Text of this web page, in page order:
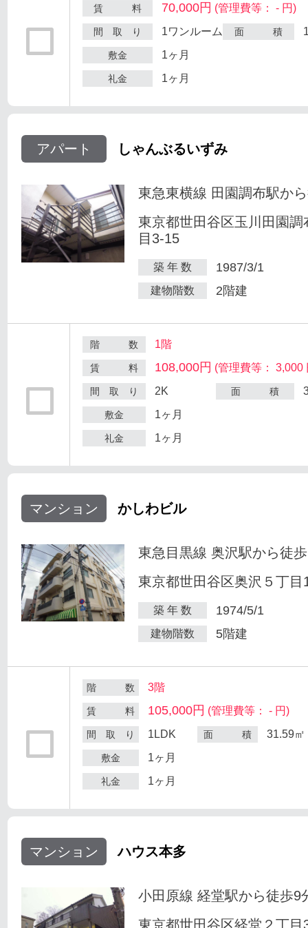
賃 料 70,000円 (管理費等： - 円)
間 取 り 1ワンルーム 面 積
敷金 1ヶ月
礼金 1ヶ月
アパート しゃんぶるいずみ
東急東横線 田園調布駅か
東京都世田谷区玉川田園調
目3-15
築 年 数 1987/3/1
建物階数 2階建
階 数 1階
賃 料 108,000円 (管理費等： 3,000
間 取 り 2K 面 積
敷金 1ヶ月
礼金 1ヶ月
マンション かしわビル
東急目黒線 奥沢駅から徒
東京都世田谷区奥沢５丁目
築 年 数 1974/5/1
建物階数 5階建
階 数 3階
賃 料 105,000円 (管理費等： - 円)
間 取 り 1LDK 面 積 31.59㎡
敷金 1ヶ月
礼金 1ヶ月
マンション ハウス本多
小田原線 経堂駅から徒歩9
東京都世田谷区経堂２丁目